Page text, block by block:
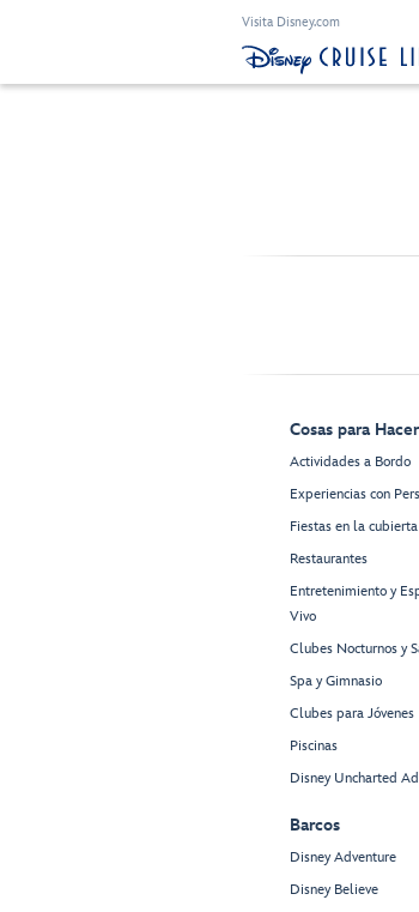
Visita Disney.com
Cosas para Hacer
Actividades a Bordo
Experiencias con
Fiestas en la cubierta
Restaurantes
Entretenimiento y
Vivo
Clubes Nocturnos y
Spa y Gimnasio
Clubes para Jóvenes
Piscinas
Disney Uncharted
Barcos
Disney Adventure
Disney Believe